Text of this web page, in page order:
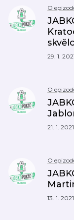
O
29. 1.
O
21. 1. 2021
O
13. 1. 2021